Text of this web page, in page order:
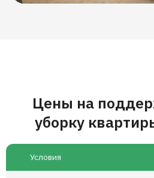
Цены на
уборку
Условия